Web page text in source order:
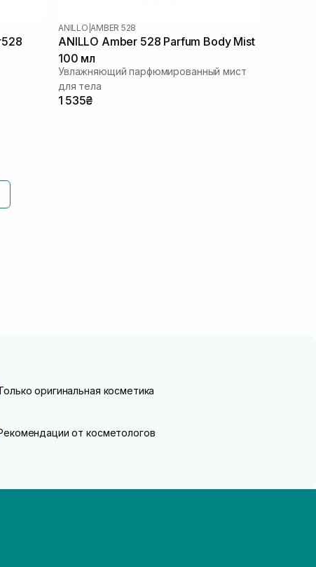
ANILLO AMBER 528
ANILLO Amber 528 Parfum Body Mist
100 мл
Увлажняющий парфюмированный мист
для тела
1 535₴
оригинальная косметика
от косметологов